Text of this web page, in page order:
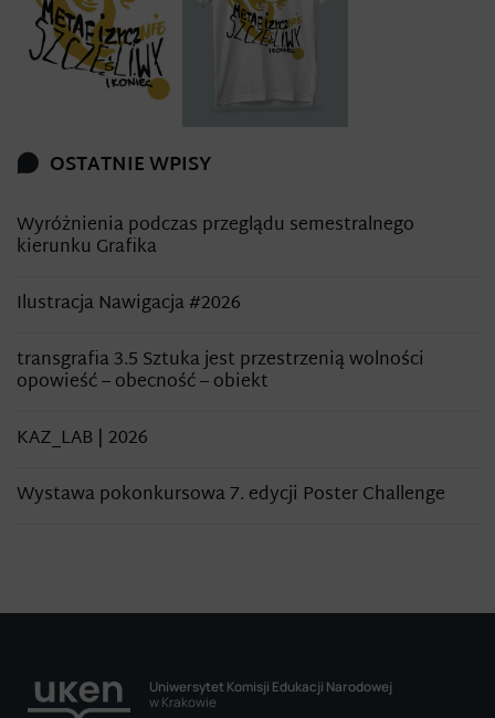
OSTATNIE WPISY
Wyróżnienia podczas przeglądu semestralnego
kierunku Grafika
Ilustracja Nawigacja #2026
transgrafia 3.5 Sztuka jest przestrzenią wolności
opowieść – obecność – obiekt
KAZ_LAB | 2026
Wystawa pokonkursowa 7. edycji Poster Challenge
Uniwersytet Komisji Edukacji Narodowej
w Krakowie